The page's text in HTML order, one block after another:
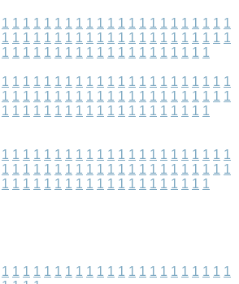
1 1 1 1 1 1 1 1 1 1 1 1 1 1 1 1 1 1 1 1 1 1
1 1 1 1 1 1 1 1 1 1 1 1 1 1 1 1 1 1 1 1 1 1
1 1 1 1 1 1 1 1 1 1 1 1 1 1 1 1 1 1 1 1
1 1 1 1 1 1 1 1 1 1 1 1 1 1 1 1 1 1 1 1 1 1
1 1 1 1 1 1 1 1 1 1 1 1 1 1 1 1 1 1 1 1 1 1
1 1 1 1 1 1 1 1 1 1 1 1 1 1 1 1 1 1 1 1
1 1 1 1 1 1 1 1 1 1 1 1 1 1 1 1 1 1 1 1 1 1
1 1 1 1 1 1 1 1 1 1 1 1 1 1 1 1 1 1 1 1 1 1
1 1 1 1 1 1 1 1 1 1 1 1 1 1 1 1 1 1 1 1
1 1 1 1 1 1 1 1 1 1 1 1 1 1 1 1 1 1 1 1 1 1